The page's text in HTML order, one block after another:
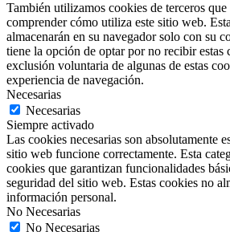
También utilizamos cookies de terceros
comprender cómo utiliza este sitio web.
almacenarán en su navegador solo con su
tiene la opción de optar por no recibir estas
exclusión voluntaria de algunas de estas
experiencia de navegación.
Necesarias
Necesarias
Siempre activado
Las cookies necesarias son absolutamente
sitio web funcione correctamente. Esta
cookies que garantizan funcionalidades
seguridad del sitio web. Estas cookies no
información personal.
No Necesarias
No Necesarias